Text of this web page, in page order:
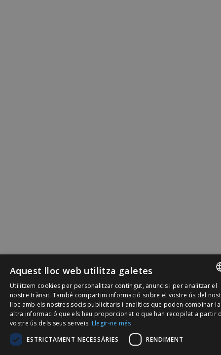
SPANISH
CATALÀ
Aquest lloc web utilitza galetes
Utilitzem cookies per personalitzar contingut, anuncis i per analitzar el
nostre trànsit. També compartim informació sobre el vostre ús del
lloc amb els nostres socis publicitaris i analítics que poden combinar-
altra informació que els heu proporcionat o que han recopilat a partir
vostre ús dels seus serveis. Llegir-ne més
ESTRICTAMENT NECESSÀRIES
RENDIMENT